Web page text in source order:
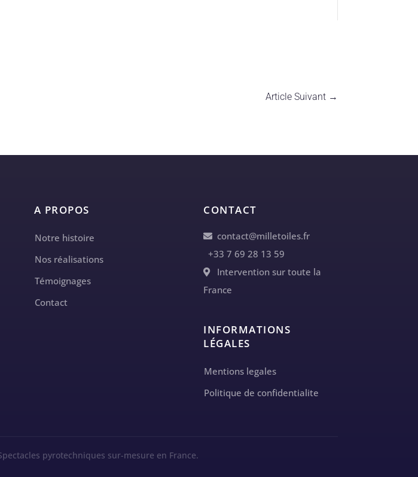
Article Suivant→
A PROPOS
Notre histoire
Nos réalisations
Témoignages
Contact
CONTACT
contact@milletoiles.fr
+33 7 69 28 13 59
Intervention sur toute la
France
INFORMATIONS
LÉGALES
Mentions legales
Politique de confidentialite
pyrotechniques sur-mesure en France.